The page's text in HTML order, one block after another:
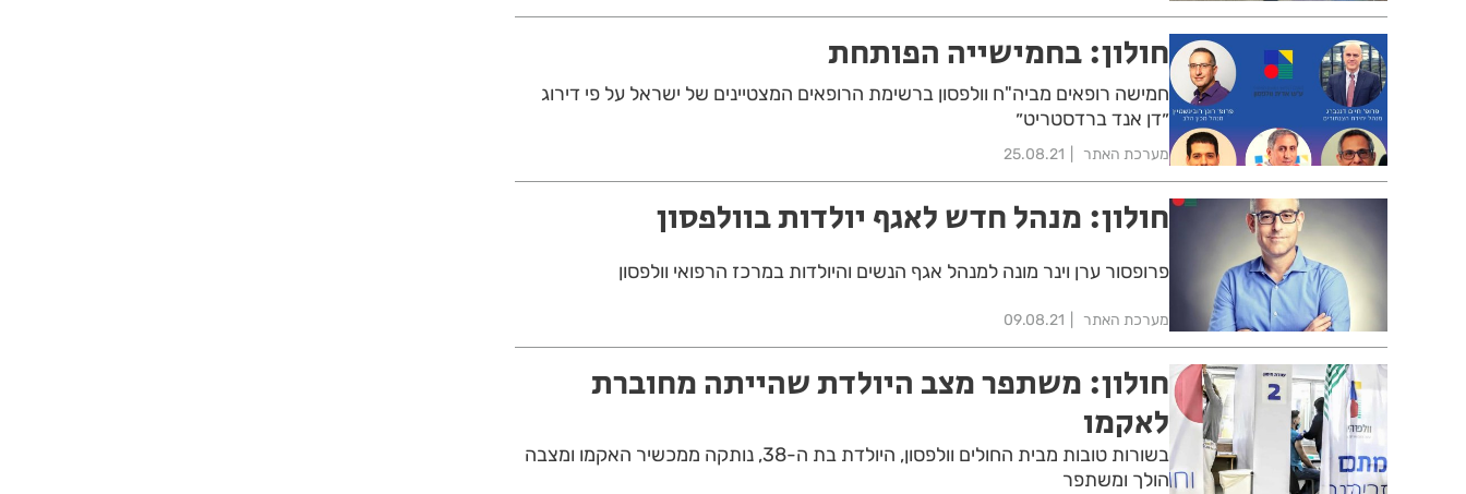
חולון: בחמישייה הפותחת
חמישה רופאים מביה"ח וולפסון ברשימת הרופאים המצטיינים של ישראל על פי דירוג
״דן אנד ברדסטריט״
מערכת האתר 25.08.21
חולון: מנהל חדש לאגף יולדות בוולפסון
פרופסור ערן וינר מונה למנהל אגף הנשים והיולדות במרכז הרפואי וולפסון
מערכת האתר 09.08.21
חולון: משתפר מצב היולדת שהייתה מחוברת
לאקמו
בשורות טובות מבית החולים וולפסון, היולדת בת ה-38, נותקה ממכשיר האקמו ומצבה
הולך ומשתפר